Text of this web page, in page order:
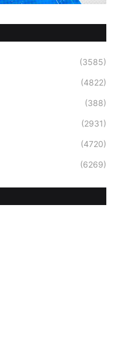
(3585)
(4822)
(388)
(2931)
(4720)
(6269)